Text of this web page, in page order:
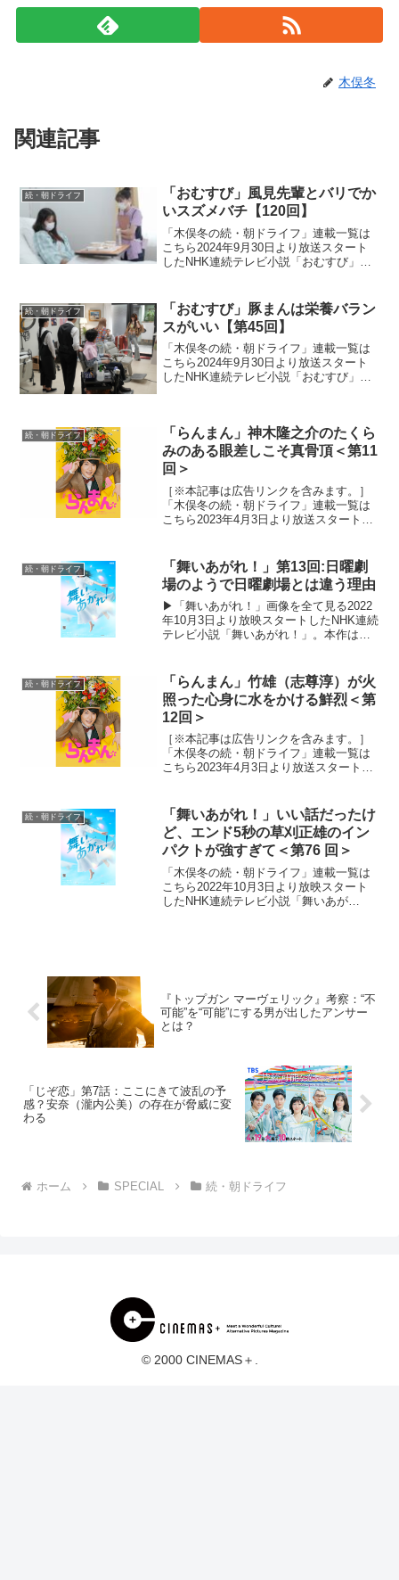
木俣冬
関連記事
続・朝ドライフ
「おむすび」風見先輩とバリでか
いスズメバチ【120回】
「木俣冬の続・朝ドライフ」連載一覧は
こちら2024年9月30日より放送スタート
したNHK連続テレビ小説「おむすび」。
岡・糸島で両親や祖父母と共に暮らして
いた...
続・朝ドライフ
「おむすび」豚まんは栄養バラン
スがいい【第45回】
「木俣冬の続・朝ドライフ」連載一覧は
こちら2024年9月30日より放送スタート
したNHK連続テレビ小説「おむすび」。
いた...
続・朝ドライフ
「らんまん」神木隆之介のたくら
みのある眼差しこそ真骨頂＜第11
回＞
［※本記事は広告リンクを含みます。］
「木俣冬の続・朝ドライフ」連載一覧は
こちら2023年4月3日より放送スタートし
出身の植物学者・牧野富太郎の人生をモ
デルにオリジナルス...
続・朝ドライフ
「舞いあがれ！」第13回:日曜劇
場のようで日曜劇場とは違う理由
▶「舞いあがれ！」画像を全て見る2022
年10月3日より放映スタートしたNHK連続
テレビ小説「舞いあがれ！」。本作は、
ら、空を飛ぶ夢に向かっていく挫折と再
生のストーリー。...
続・朝ドライフ
「らんまん」竹雄（志尊淳）が火
照った心身に水をかける鮮烈＜第
12回＞
［※本記事は広告リンクを含みます。］
「木俣冬の続・朝ドライフ」連載一覧は
こちら2023年4月3日より放送スタートし
出身の植物学者・牧野富太郎の人生をモ
デルにオリジナルス...
続・朝ドライフ
「舞いあがれ！」いい話だったけ
ど、エンド5秒の草刈正雄のイン
パクトが強すぎて＜第76 回＞
「木俣冬の続・朝ドライフ」連載一覧は
こちら2022年10月3日より放映スタート
したNHK連続テレビ小説「舞いあが
『トップガン マーヴェリック』考察：“不
可能”を“可能”にする男が出したアンサー
とは？
「じぞ恋」第7話：ここにきて波乱の予
感？安奈（瀧内公美）の存在が脅威に変
わる
ホーム SPECIAL 続・朝ドライフ
© 2000 CINEMAS＋.